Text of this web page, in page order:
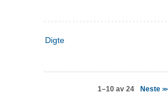
Digte
1–10 av 24 Neste>>